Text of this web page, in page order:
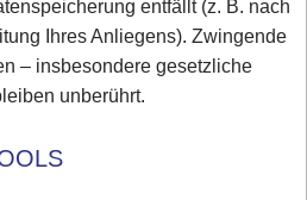
entfällt (z. B. nach
Ihres Anliegens). Zwingende
– insbesondere gesetzliche
unberührt.